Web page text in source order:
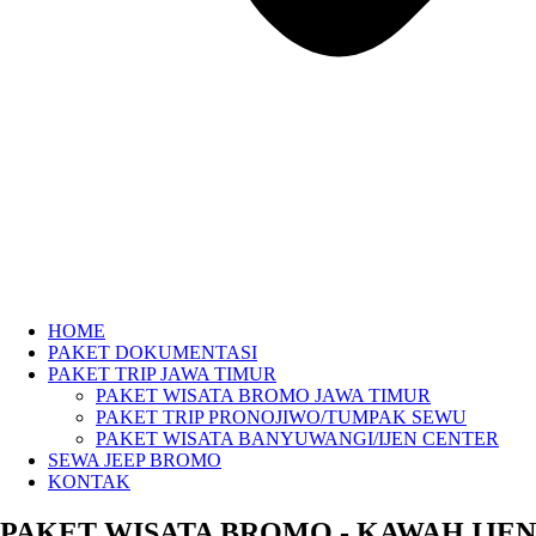
HOME
PAKET DOKUMENTASI
PAKET TRIP JAWA TIMUR
PAKET WISATA BROMO JAWA TIMUR
PAKET TRIP PRONOJIWO/TUMPAK SEWU
PAKET WISATA BANYUWANGI/IJEN CENTER
SEWA JEEP BROMO
KONTAK